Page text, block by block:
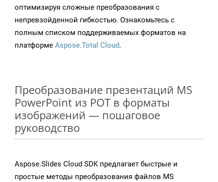
оптимизируя сложные преобразования с
непревзойденной гибкостью. Ознакомьтесь с
полным списком поддерживаемых форматов на
платформе Aspose.Total Cloud.
Преобразование презентаций MS
PowerPoint из POT в форматы
изображений — пошаговое
руководство
Aspose.Slides Cloud SDK предлагает быстрые и
простые методы преобразования файлов MS